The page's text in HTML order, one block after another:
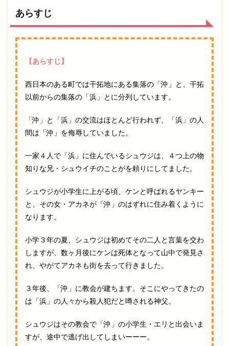
あらすじ
【あらすじ】
西日本のある町では干拓地にある集落の「沖」と、干拓
以前からの集落の「浜」とに分列しています。
「沖」と「浜」の交流はほとんど行われず、「浜」の人
間は「沖」を侮辱していました。
一家４人で「浜」に住んでいるシュウジは、４つ上の物
知りな兄・シュウイチのことがを頼りにしてました。
シュウジが小学生に上がる頃、ケンと呼ばれるヤンキー
と、その女・アカネが「沖」のはずれに住み着くように
なります。
小学３年の夏、シュウジは初めてその二人と言葉を交わ
しますが、数ヶ月後にケンは死体となって山中で発見さ
れ、やがてアカネも街を去って行きました。
３年後、「沖」に教会が建ちます。そこにやってきたの
は「浜」の人々から殺人犯だと噂される神父。
シュウジはその教会で「沖」の小学生・エリと出会いま
すが、途中で逃げ出してしまいーーー。